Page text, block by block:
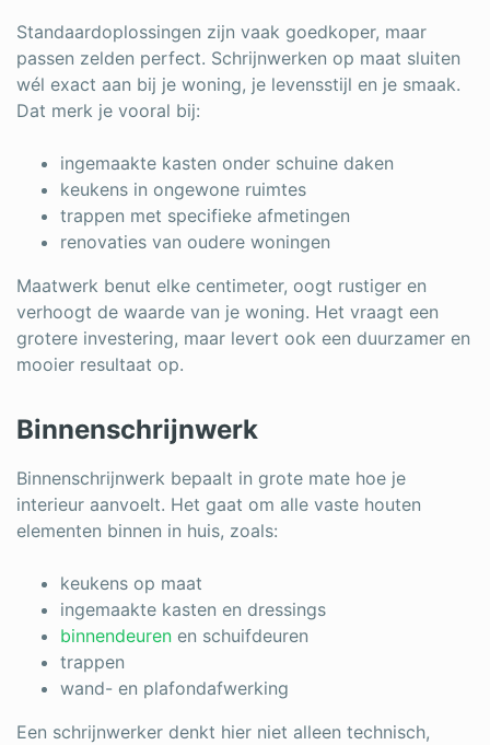
Standaardoplossingen zijn vaak goedkoper, maar
passen zelden perfect. Schrijnwerken op maat sluiten
wél exact aan bij je woning, je levensstijl en je smaak.
Dat merk je vooral bij:
ingemaakte kasten onder schuine daken
keukens in ongewone ruimtes
trappen met specifieke afmetingen
renovaties van oudere woningen
Maatwerk benut elke centimeter, oogt rustiger en
verhoogt de waarde van je woning. Het vraagt een
grotere investering, maar levert ook een duurzamer en
mooier resultaat op.
Binnenschrijnwerk
Binnenschrijnwerk bepaalt in grote mate hoe je
interieur aanvoelt. Het gaat om alle vaste houten
elementen binnen in huis, zoals:
keukens op maat
ingemaakte kasten en dressings
binnendeuren en schuifdeuren
trappen
wand- en plafondafwerking
Een schrijnwerker denkt hier niet alleen technisch,